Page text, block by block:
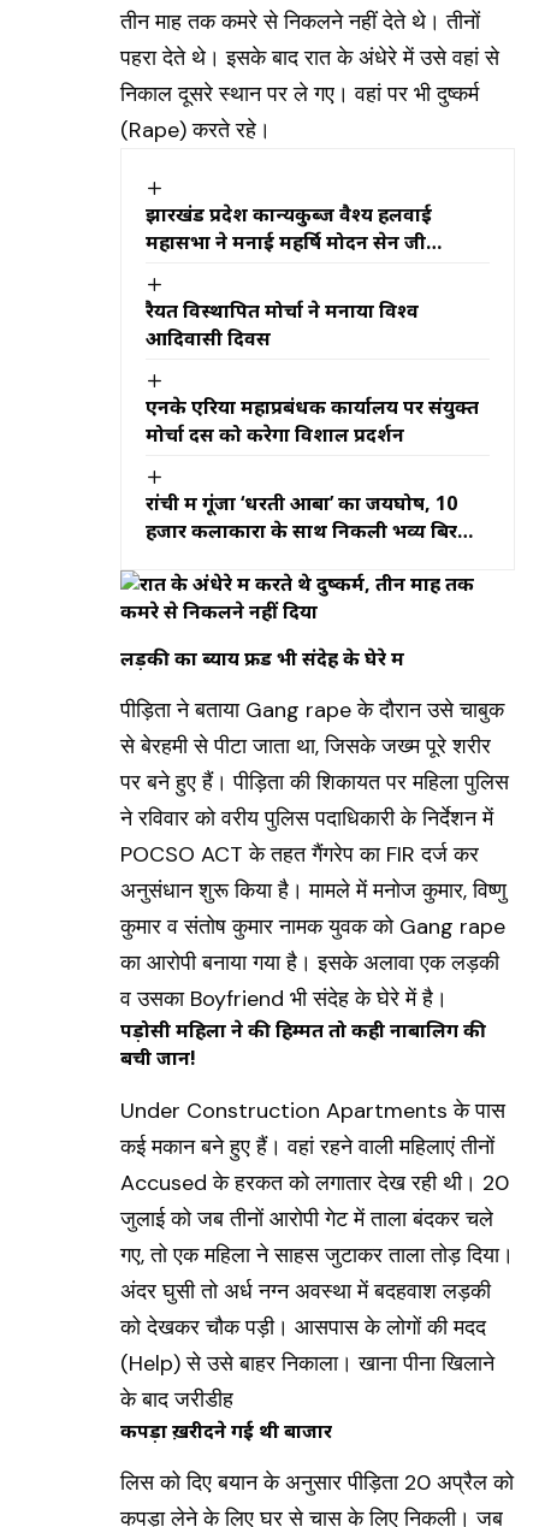
तीन माह तक कमरे से निकलने नहीं देते थे। तीनों
पहरा देते थे। इसके बाद रात के अंधेरे में उसे वहां से
निकाल दूसरे स्थान पर ले गए। वहां पर भी दुष्कर्म
(Rape) करते रहे।
झारखंड प्रदेश कान्यकुब्ज वैश्य हलवाई
महासभा ने मनाई महर्षि मोदन सेन जी
रैयत विस्थापित मोर्चा ने मनाया विश्व
आदिवासी दिवस
एनके एरिया महाप्रबंधक कार्यालय पर संयुक्त
मोर्चा दस को करेगा विशाल प्रदर्शन
रांची में गूंजा ‘धरती आबा’ का जयघोष, 10
हजार कलाकारों के साथ निकली भव्य बिरसा
लड़की का ब्याय फ्रेंड भी संदेह के घेरे में
पीड़िता ने बताया Gang rape के दौरान उसे चाबुक
से बेरहमी से पीटा जाता था, जिसके जख्म पूरे शरीर
पर बने हुए हैं। पीड़िता की शिकायत पर महिला पुलिस
ने रविवार को वरीय पुलिस पदाधिकारी के निर्देशन में
POCSO ACT के तहत गैंगरेप का FIR दर्ज कर
अनुसंधान शुरू किया है। मामले में मनोज कुमार, विष्णु
कुमार व संतोष कुमार नामक युवक को Gang rape
का आरोपी बनाया गया है। इसके अलावा एक लड़की
व उसका Boyfriend भी संदेह के घेरे में है।
पड़ोसी महिला ने की हिम्मत तो कही नाबालिग की
बची जान!
Under Construction Apartments के पास
कई मकान बने हुए हैं। वहां रहने वाली महिलाएं तीनों
Accused के हरकत को लगातार देख रही थी। 20
जुलाई को जब तीनों आरोपी गेट में ताला बंदकर चले
गए, तो एक महिला ने साहस जुटाकर ताला तोड़ दिया।
अंदर घुसी तो अर्ध नग्न अवस्था में बदहवाश लड़की
को देखकर चौक पड़ी। आसपास के लोगों की मदद
(Help) से उसे बाहर निकाला। खाना पीना खिलाने
के बाद जरीडीह
कपड़ा ख़रीदने गई थी बाजार
लिस को दिए बयान के अनुसार पीड़िता 20 अप्रैल को
कपड़ा लेने के लिए घर से चास के लिए निकली। जब